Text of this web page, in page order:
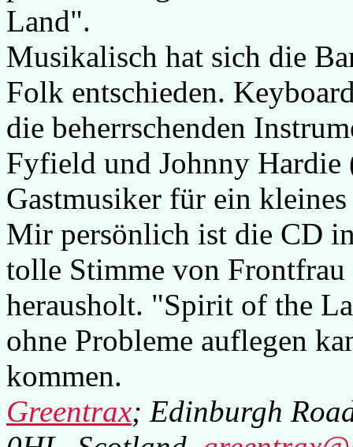
Land".
Musikalisch hat sich die
Folk entschieden.
die beherrschenden
Fyfield und Johnny
Gastmusiker für ein
Mir persönlich ist die CD
tolle Stimme von
herausholt. "Spirit of the
ohne Probleme auflegen
kommen.
Greentrax; Edinburgh